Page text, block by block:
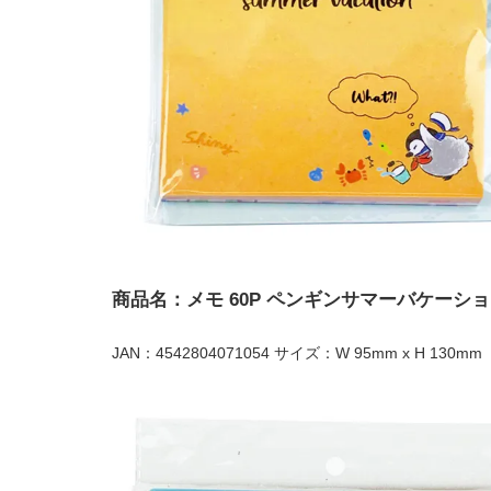
商品名：メモ 60P ペンギンサマーバケーシ
JAN：4542804071054 サイズ：W 95mm x H 130mm